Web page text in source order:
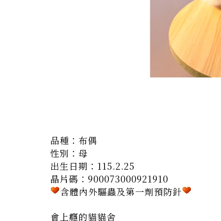
品種：布偶
性別：母
出生日期： 115.2.25
晶片碼：900073000921910
含體內外驅蟲及第一劑預防針
會上癮的貓貓舍